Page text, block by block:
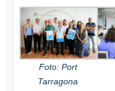
Foto: Port
Tarragona